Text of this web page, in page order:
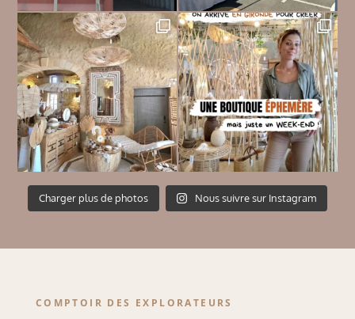
Charger plus de photos Nous suivre sur Instagram
COMPTOIR DES EXPLORATEURS